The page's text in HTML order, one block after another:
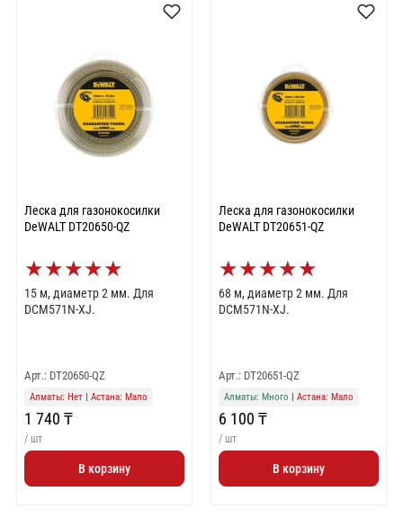
Леска для газонокосилки
DeWALT DT20650-QZ
★★★★★
15 м, диаметр 2 мм. Для
DCM571N-XJ.
Арт.: DT20650-QZ
Алматы: Нет| Астана: Мало
1 740 ₸
/ шт
В корзину
Леска для газонокосилки
DeWALT DT20651-QZ
★★★★★
68 м, диаметр 2 мм. Для
DCM571N-XJ.
Арт.: DT20651-QZ
Алматы: Много Астана: Мало
6 100 ₸
/ шт
В корзину